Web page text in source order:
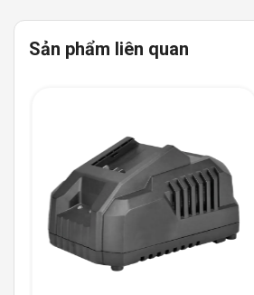
Sản phẩm liên quan